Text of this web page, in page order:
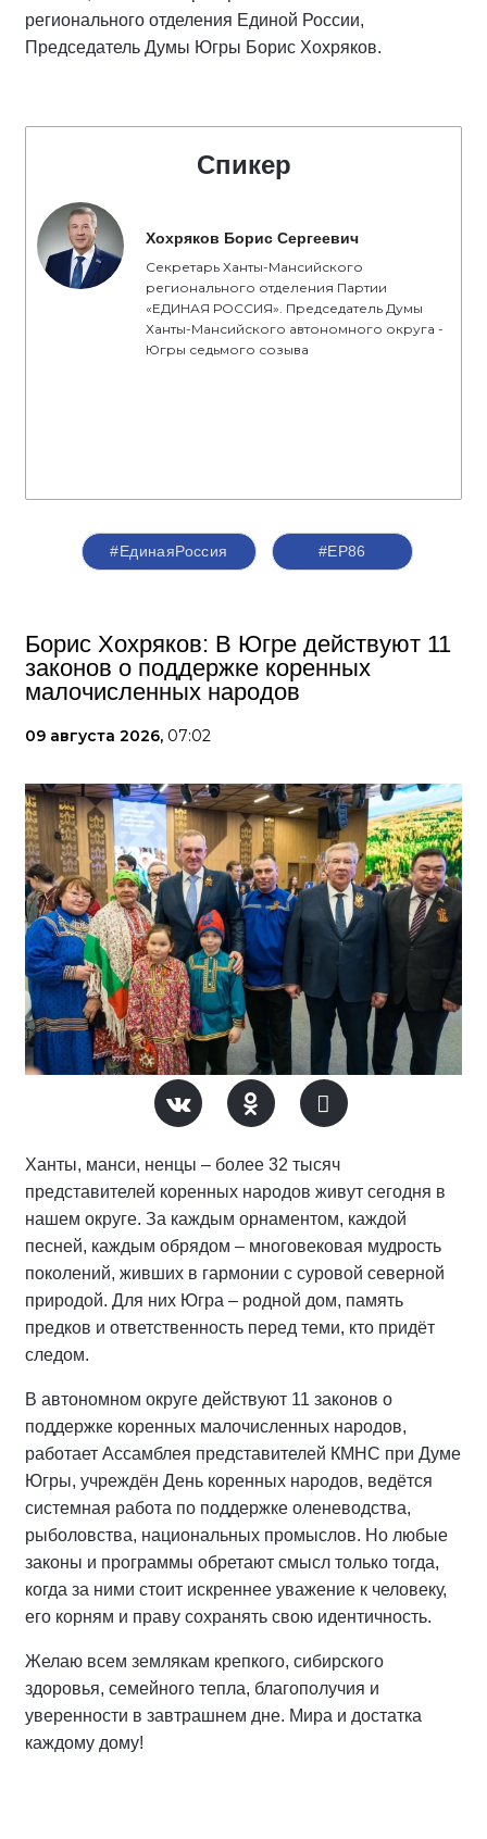
регионального отделения Единой России,
Председатель Думы Югры Борис Хохряков.
Спикер
Хохряков Борис Сергеевич
Секретарь Ханты-Мансийского
регионального отделения Партии
«ЕДИНАЯ РОССИЯ». Председатель Думы
Ханты-Мансийского автономного округа -
Югры седьмого созыва
#ЕдинаяРоссия #ЕР86
Борис Хохряков: В Югре действуют 11
законов о поддержке коренных
малочисленных народов
09 августа 2026, 07:02
Ханты, манси, ненцы – более 32 тысяч
представителей коренных народов живут сегодня в
нашем округе. За каждым орнаментом, каждой
песней, каждым обрядом – многовековая мудрость
поколений, живших в гармонии с суровой северной
природой. Для них Югра – родной дом, память
предков и ответственность перед теми, кто придёт
следом.
В автономном округе действуют 11 законов о
поддержке коренных малочисленных народов,
работает Ассамблея представителей КМНС при Думе
Югры, учреждён День коренных народов, ведётся
системная работа по поддержке оленеводства,
рыболовства, национальных промыслов. Но любые
законы и программы обретают смысл только тогда,
когда за ними стоит искреннее уважение к человеку,
его корням и праву сохранять свою идентичность.
Желаю всем землякам крепкого, сибирского
здоровья, семейного тепла, благополучия и
уверенности в завтрашнем дне. Мира и достатка
каждому дому!